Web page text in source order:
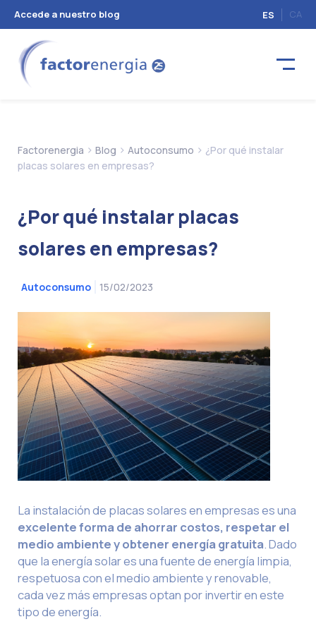
Accede a nuestro blog ES CA
Factorenergia > Blog > Autoconsumo > ¿Por qué instalar
placas solares en empresas?
¿Por qué instalar placas
solares en empresas?
Autoconsumo 15/02/2023
La instalación de placas solares en empresas es una
excelente forma de ahorrar costos, respetar el
medio ambiente y obtener energía gratuita. Dado
que la energía solar es una fuente de energía limpia,
respetuosa con el medio ambiente y renovable,
cada vez más empresas optan por invertir en este
tipo de energía.